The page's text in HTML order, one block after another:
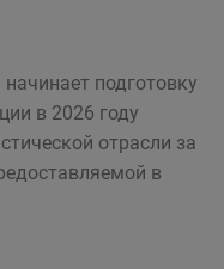
подготовку
в 2026 году
отрасли за
в